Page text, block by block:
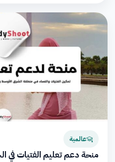
عالمية
منحة دعم تعليم الفتيات في